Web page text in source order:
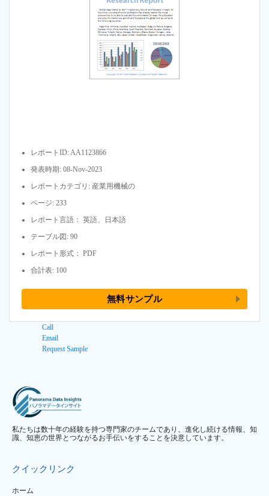
レポートID: AA1123866
発表時期: 08-Nov-2023
レポートカテゴリ: 産業用機械の
ページ: 233
レポート言語： 英語、日本語
テーブル図: 90
レポート形式： PDF
合計表: 100
無料サンプル
Call
Email
Request Sample
私たちは数十年の経験を持つ専門家のチームであり、進化し続ける情報、知
識、知恵の世界とつながるお手伝いをすることを決意しています。
クイックリンク
ホーム